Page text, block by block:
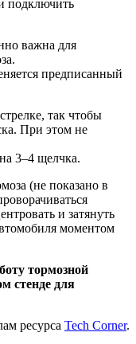
подключить
важна для
предписанный
так чтобы
При этом не
3–4 щелчка.
(не показано в
и затянуть
моментом
тормозной
стенде для
ресурса Tech Corner.